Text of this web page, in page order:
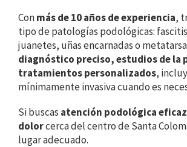
Conmás de 10 años de experiencia,
tipo de patologías podológicas:
juanetes, uñas encarnadas o
diagnóstico preciso, estudios de la
tratamientos personalizados,
mínimamente invasiva cuando es
Si buscas atención podológica
dolorcerca del centro de Santa
lugar adecuado.